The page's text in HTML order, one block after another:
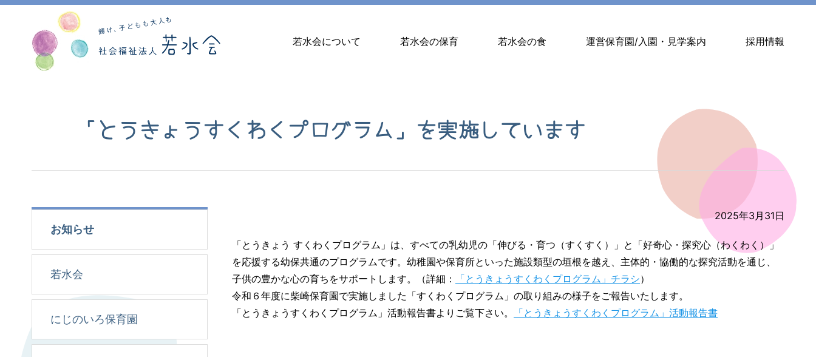
若水会について 若水会の保育 若水会の食 運営保育園/入園・見学案内 採用情報
「とうきょうすくわくプログラム」を実施しています
2025年3月31日
「とうきょう すくわくプログラム」は、すべての乳幼児の「伸びる・育つ（すくすく）」と「好奇心・探究心（わくわく）」
を応援する幼保共通のプログラムです。幼稚園や保育所といった施設類型の垣根を越え、主体的・協働的な探究活動を通じ、
子供の豊かな心の育ちをサポートします。（詳細：
「とうきょうすくわくプログラム」チラシ）
令和６年度に柴崎保育園で実施しました「すくわくプログラム」の取り組みの様子をご報告いたします。
「とうきょうすくわくプログラム」活動報告書よりご覧下さい。
「とうきょうすくわくプログラム」活動報告書
お知らせ
若水会
にじのいろ保育園